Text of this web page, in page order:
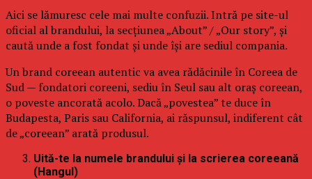
Aici se lămuresc cele mai multe confuzii. Intră pe site-ul
oficial al brandului, la secțiunea „About” / „Our story”, și
caută unde a fost fondat și unde își are sediul compania.
Un brand coreean autentic va avea rădăcinile în Coreea de
Sud — fondatori coreeni, sediu în Seul sau alt oraș coreean,
o poveste ancorată acolo. Dacă „povestea” te duce în
Budapesta, Paris sau California, ai răspunsul, indiferent cât
de „coreean” arată produsul.
Uită-te la numele brandului și la scrierea coreeană
(Hangul)